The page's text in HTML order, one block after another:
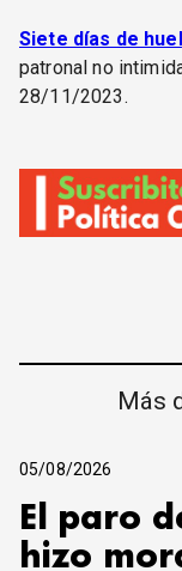
Siete días de
patronal no
28/11/2023.
Más
05/08/2026
El paro
hizo